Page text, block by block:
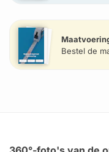
Bestel de